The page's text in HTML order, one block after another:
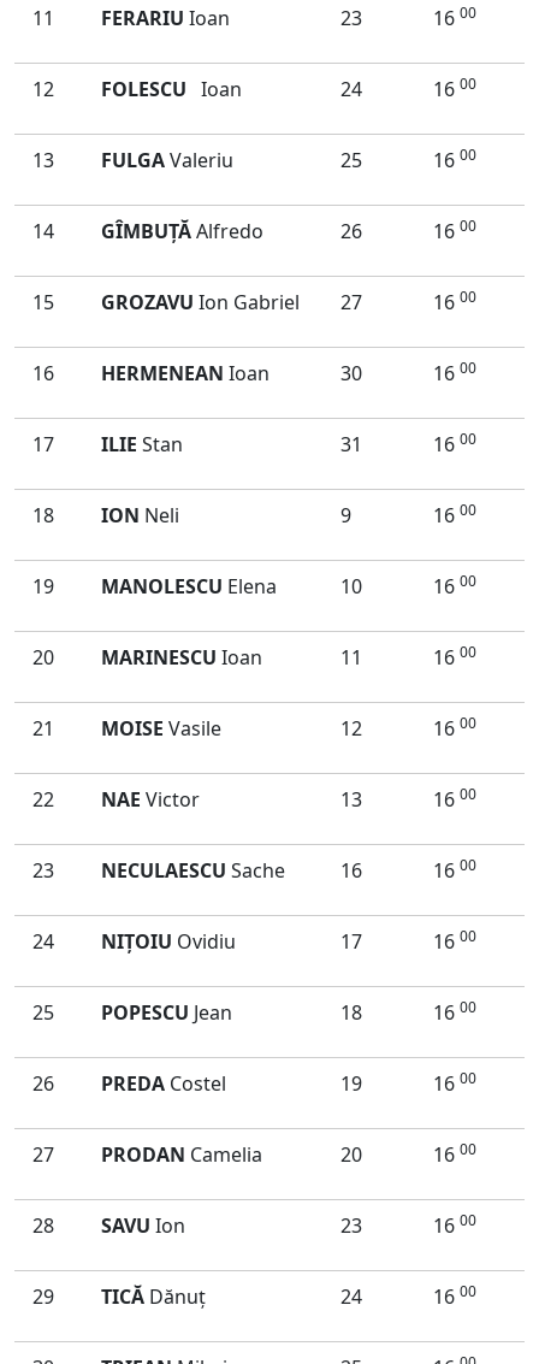
11 FERARIU Ioan 23 16 00
12 FOLESCU Ioan 24 16 00
13 FULGAValeriu 25 16 00
14 GÎMBUŢĂAlfredo 26 16 00
15 GROZAVU Ion Gabriel 27 16 00
16 HERMENEAN Ioan 30 16 00
17 ILIE Stan 31 16 00
18 ION Neli 9 16 00
19 MANOLESCU Elena 10 16 00
20 MARINESCU Ioan 11 16 00
21 MOISE Vasile 12 16 00
22 NAE Victor 13 16 00
23 NECULAESCU Sache 16 16 00
24 NIŢOIU Ovidiu 17 16 00
25 POPESCU Jean 18 16 00
26 PREDA Costel 19 16 00
27 PRODAN Camelia 20 16 00
28 SAVU Ion 23 16 00
29 TICĂ Dănuţ 24 16 00